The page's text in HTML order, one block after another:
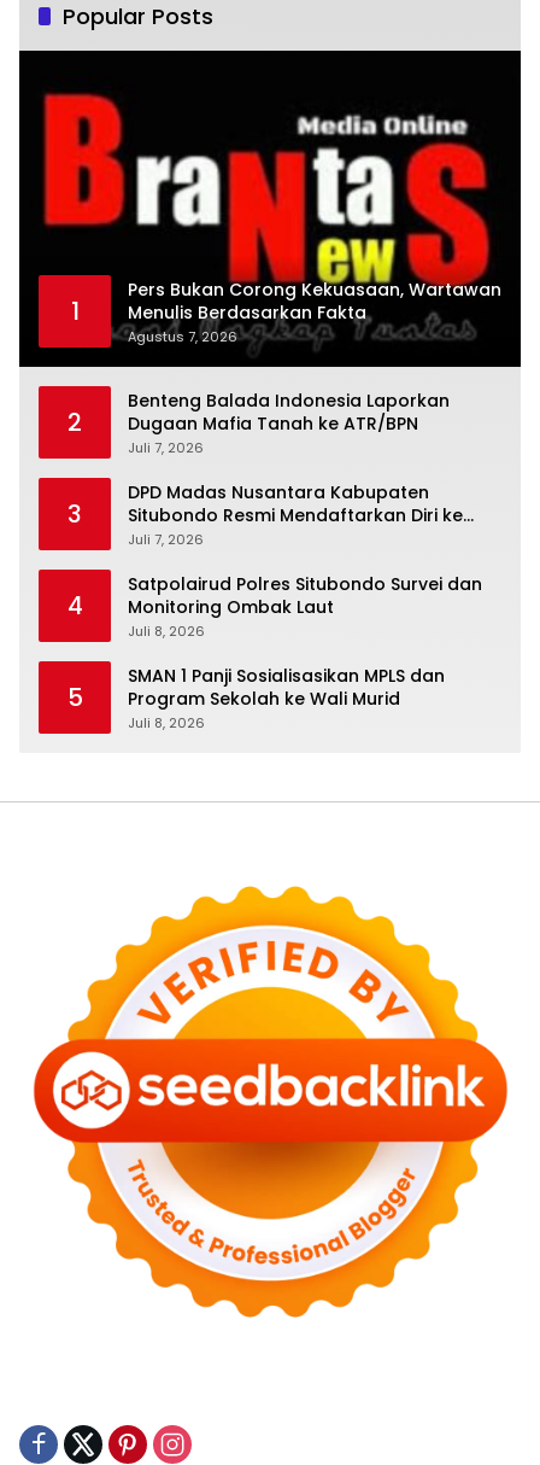
Popular Posts
1
Pers Bukan Corong Kekuasaan, Wartawan
Menulis Berdasarkan Fakta
Agustus 7, 2026
2
Benteng Balada Indonesia Laporkan
Dugaan Mafia Tanah ke ATR/BPN
Juli 7, 2026
3
DPD Madas Nusantara Kabupaten
Situbondo Resmi Mendaftarkan Diri ke
Bakesbangpol demi Legalitas Organisasi
Juli 7, 2026
4
Satpolairud Polres Situbondo Survei dan
Monitoring Ombak Laut
Juli 8, 2026
5
SMAN 1 Panji Sosialisasikan MPLS dan
Program Sekolah ke Wali Murid
Juli 8, 2026